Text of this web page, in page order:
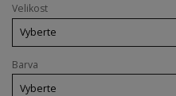
Velikost
Barva